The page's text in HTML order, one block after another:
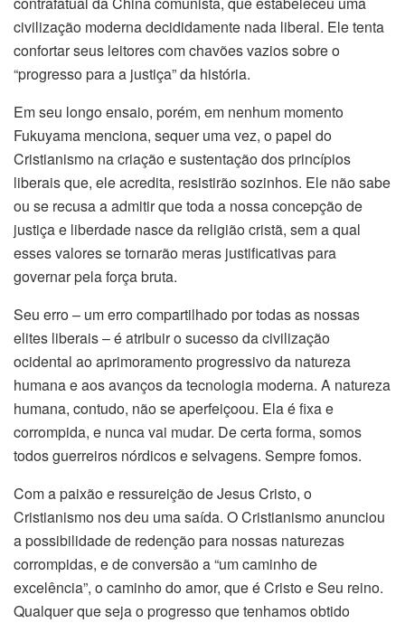
civilização moderna decididamente nada liberal. Ele tenta
confortar seus leitores com chavões vazios sobre o
“progresso para a justiça” da história.
Em seu longo ensaio, porém, em nenhum momento
Fukuyama menciona, sequer uma vez, o papel do
Cristianismo na criação e sustentação dos princípios
liberais que, ele acredita, resistirão sozinhos. Ele não sabe
ou se recusa a admitir que toda a nossa concepção de
justiça e liberdade nasce da religião cristã, sem a qual
esses valores se tornarão meras justificativas para
governar pela força bruta.
Seu erro – um erro compartilhado por todas as nossas
elites liberais – é atribuir o sucesso da civilização
ocidental ao aprimoramento progressivo da natureza
humana e aos avanços da tecnologia moderna. A natureza
humana, contudo, não se aperfeiçoou. Ela é fixa e
corrompida, e nunca vai mudar. De certa forma, somos
todos guerreiros nórdicos e selvagens. Sempre fomos.
Com a paixão e ressureição de Jesus Cristo, o
Cristianismo nos deu uma saída. O Cristianismo anunciou
a possibilidade de redenção para nossas naturezas
corrompidas, e de conversão a “um caminho de
excelência”, o caminho do amor, que é Cristo e Seu reino.
Qualquer que seja o progresso que tenhamos obtido